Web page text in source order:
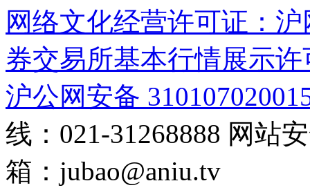
网络文化经营许可证：
券交易所基本行情展示许
沪公网安备
线：021-31268888 网站
箱： jubao@aniu.tv